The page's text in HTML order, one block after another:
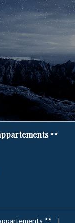
|